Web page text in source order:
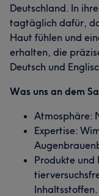
Deutschland. In
tagtäglich dafür,
Haut fühlen und
erhalten, die
Deutsch und
Was uns an dem
Atmosphäre:
Expertise:
Produkte und
Inhaltsstoffen.